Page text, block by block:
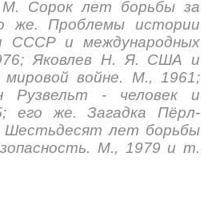
Сорок лет борьбы за
же. Проблемы истории
СССР и международных
Яковлев Н. Я. США и
войне. М., 1961;
Рузвельт - человек и
его же. Загадка Пёрл-
Шестьдесят лет борьбы
М., 1979 и т.